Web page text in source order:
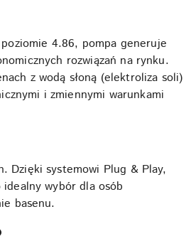
4.86, pompa generuje
rozwiązań na rynku.
z wodą słoną (elektroliza soli)
i zmiennymi warunkami
Dzięki systemowi Plug & Play,
wybór dla osób
basenu.